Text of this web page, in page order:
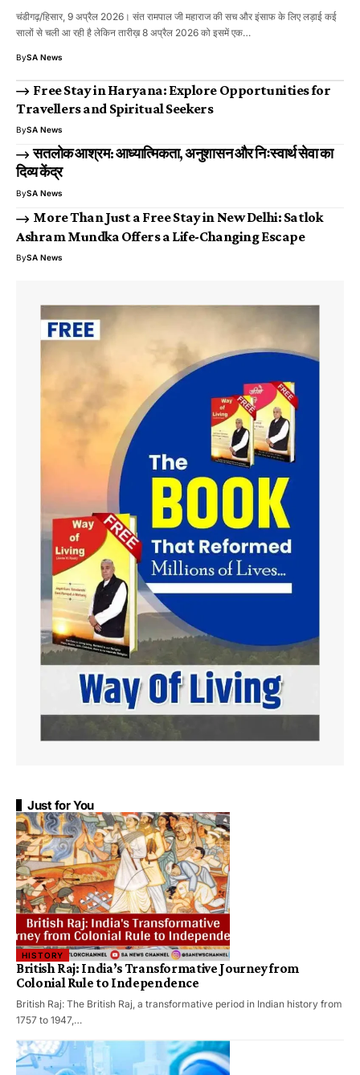
चंडीगढ़/हिसार, 9 अप्रैल 2026। संत रामपाल जी महाराज की सच और इंसाफ के लिए लड़ाई कई
सालों से चली आ रही है लेकिन तारीख़ 8 अप्रैल 2026 को इसमें एक…
BySA News
Free Stay in Haryana: Explore Opportunities for
Travellers and Spiritual Seekers
BySA News
सतलोक आश्रम: आध्यात्मिकता, अनुशासन और निःस्वार्थ सेवा का
दिव्य केंद्र
BySA News
More Than Just a Free Stay in New Delhi: Satlok
Ashram Mundka Offers a Life-Changing Escape
BySA News
Just for You
HISTORY
British Raj: India’s Transformative Journey from
Colonial Rule to Independence
British Raj: The British Raj, a transformative period in Indian history from
1757 to 1947,…